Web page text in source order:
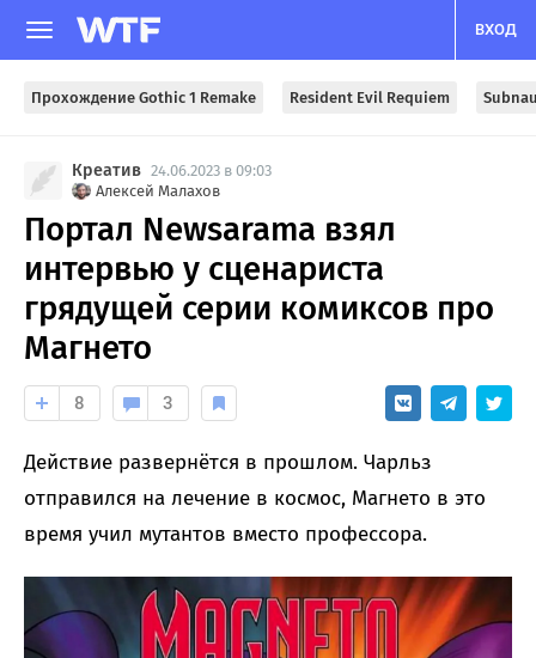
ВХОД
Прохождение Gothic 1 Remake Resident Evil Requiem
Креатив 24.06.2023 в 09:03
Алексей Малахов
Портал Newsarama взял
интервью у сценариста
грядущей серии комиксов про
Магнето
8 3
Действие развернётся в прошлом. Чарльз
отправился на лечение в космос, Магнето в это
время учил мутантов вместо профессора.